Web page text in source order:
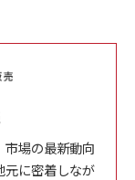
市場の最新動向
元に密着しなが